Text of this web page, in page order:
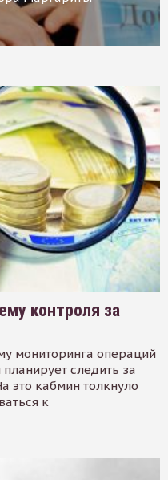
контроля за
мониторинга операций
следить за
это кабмин толкнуло
к